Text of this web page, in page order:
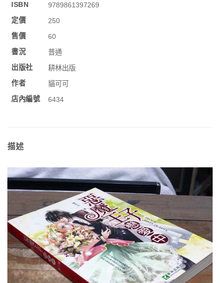
ISBN
9789861397269
定價
250
售價
60
書況
普通
出版社
耕林出版
作者
貓可可
店內編號
6434
描述